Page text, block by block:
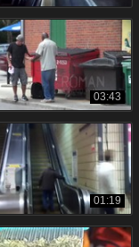
03:43
01:19